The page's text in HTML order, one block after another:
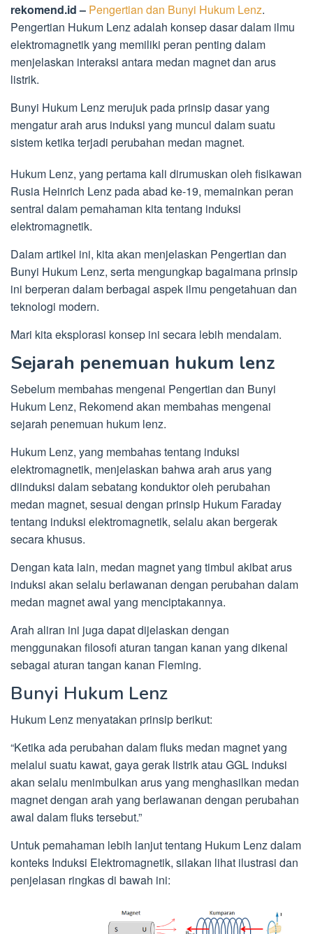
rekomend.id – Pengertian dan Bunyi Hukum Lenz.
Pengertian Hukum Lenz adalah konsep dasar dalam ilmu
elektromagnetik yang memiliki peran penting dalam
menjelaskan interaksi antara medan magnet dan arus
listrik.
Bunyi Hukum Lenz merujuk pada prinsip dasar yang
mengatur arah arus induksi yang muncul dalam suatu
sistem ketika terjadi perubahan medan magnet.
Hukum Lenz, yang pertama kali dirumuskan oleh fisikawan
Rusia Heinrich Lenz pada abad ke-19, memainkan peran
sentral dalam pemahaman kita tentang induksi
elektromagnetik.
Dalam artikel ini, kita akan menjelaskan Pengertian dan
Bunyi Hukum Lenz, serta mengungkap bagaimana prinsip
ini berperan dalam berbagai aspek ilmu pengetahuan dan
teknologi modern.
Mari kita eksplorasi konsep ini secara lebih mendalam.
Sejarah penemuan hukum lenz
Sebelum membahas mengenai Pengertian dan Bunyi
Hukum Lenz, Rekomend akan membahas mengenai
sejarah penemuan hukum lenz.
Hukum Lenz, yang membahas tentang induksi
elektromagnetik, menjelaskan bahwa arah arus yang
diinduksi dalam sebatang konduktor oleh perubahan
medan magnet, sesuai dengan prinsip Hukum Faraday
tentang induksi elektromagnetik, selalu akan bergerak
secara khusus.
Dengan kata lain, medan magnet yang timbul akibat arus
induksi akan selalu berlawanan dengan perubahan dalam
medan magnet awal yang menciptakannya.
Arah aliran ini juga dapat dijelaskan dengan
menggunakan filosofi aturan tangan kanan yang dikenal
sebagai aturan tangan kanan Fleming.
Bunyi Hukum Lenz
Hukum Lenz menyatakan prinsip berikut:
“Ketika ada perubahan dalam fluks medan magnet yang
melalui suatu kawat, gaya gerak listrik atau GGL induksi
akan selalu menimbulkan arus yang menghasilkan medan
magnet dengan arah yang berlawanan dengan perubahan
awal dalam fluks tersebut.”
Untuk pemahaman lebih lanjut tentang Hukum Lenz dalam
konteks Induksi Elektromagnetik, silakan lihat ilustrasi dan
penjelasan ringkas di bawah ini: